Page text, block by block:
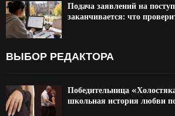
Подача заявлений на
заканчивается: что
ВЫБОР РЕДАКТОРА
Победительница
школьная история любви